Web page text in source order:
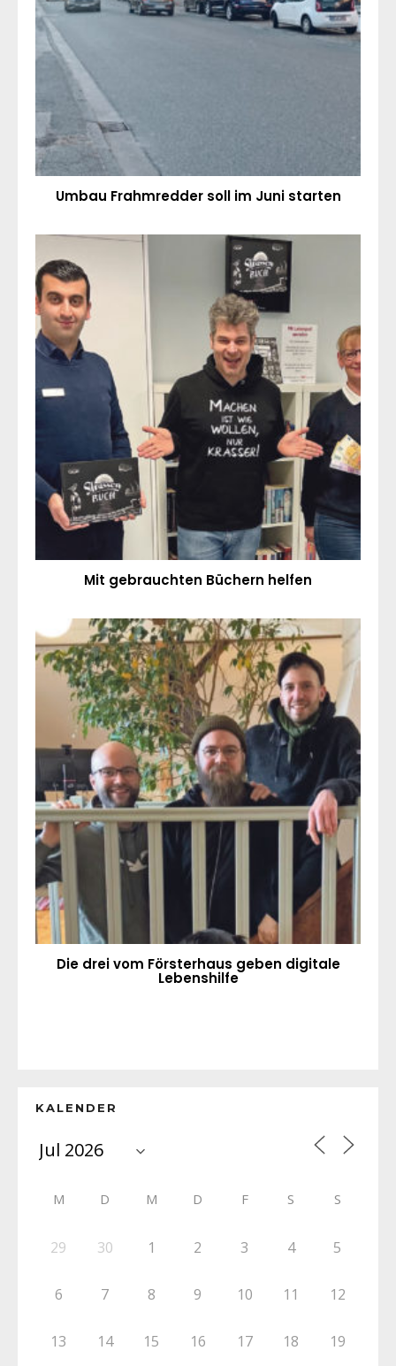
Umbau Frahmredder soll im Juni starten
Mit gebrauchten Büchern helfen
Die drei vom Försterhaus geben digitale
Lebenshilfe
KALENDER
M D M D F S S
29 30 1 2 3 4 5
6 7 8 9 10 11 12
13 14 15 16 17 18 19